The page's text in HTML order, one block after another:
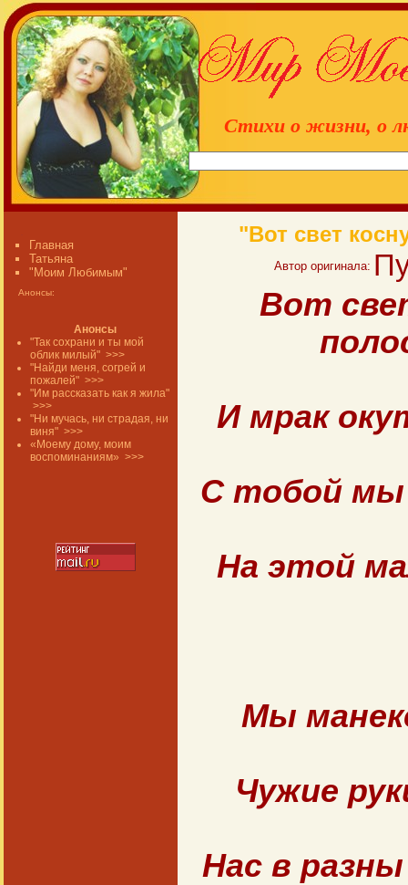
Стихи о жизни, о
Главная
Татьяна
"Моим Любимым"
Анонсы:
Анонсы
"Так сохрани и ты мой
облик милый" >>>
"Найди меня, согрей и
пожалей" >>>
"Им рассказать как я жила"
>>>
"Ни мучась, ни страдая, ни
виня" >>>
«Моему дому, моим
воспоминаниям» >>>
"Вот свет
Автор оригинала:
Вот
И мрак
С тобой мы
На этой
Мы
Чужие
Нас в